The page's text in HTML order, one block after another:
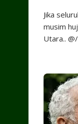
​Jika
musim
Utara..